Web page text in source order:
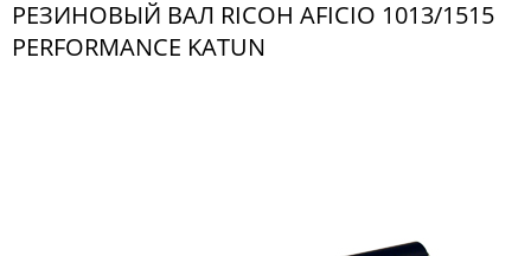
РЕЗИНОВЫЙ ВАЛ RICOH AFICIO 1013/1515
PERFORMANCE KATUN